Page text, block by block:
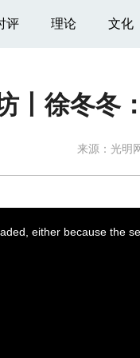
评 理论 文化
丨徐冬冬
来源： 光明
either because the